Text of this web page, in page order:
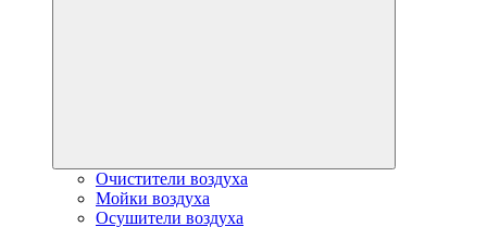
Очистители воздуха
Мойки воздуха
Осушители воздуха